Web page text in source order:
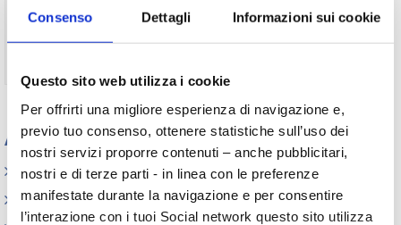
Consenso Dettagli Informazioni sui cookie
Questo sito web utilizza i cookie
Per offrirti una migliore esperienza di navigazione e,
previo tuo consenso, ottenere statistiche sull’uso dei
nostri servizi proporre contenuti – anche pubblicitari,
nostri e di terze parti - in linea con le preferenze
manifestate durante la navigazione e per consentire
l’interazione con i tuoi Social network questo sito utilizza
Appuntamenti
Elenco Completo
Assemblea